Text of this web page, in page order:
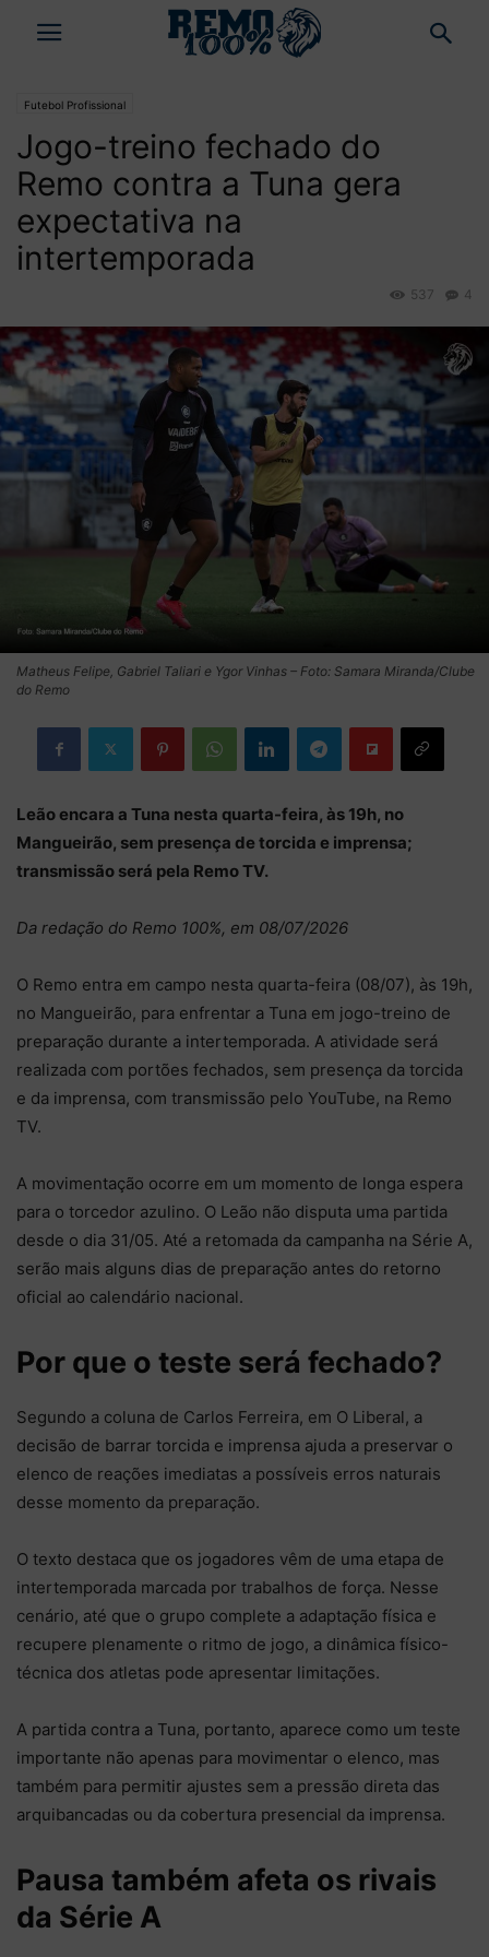
Futebol Profissional
Jogo-treino fechado do
Remo contra a Tuna gera
expectativa na
intertemporada
4
537
Matheus Felipe, Gabriel Taliari e Ygor Vinhas – Foto: Samara Miranda/Clube
do Remo
Leão encara a Tuna nesta quarta-feira, às 19h, no
Mangueirão, sem presença de torcida e imprensa;
transmissão será pela Remo TV.
Da redação do Remo 100%, em 08/07/2026
O Remo entra em campo nesta quarta-feira (08/07), às 19h,
no Mangueirão, para enfrentar a Tuna em jogo-treino de
preparação durante a intertemporada. A atividade será
realizada com portões fechados, sem presença da torcida
e da imprensa, com transmissão pelo YouTube, na Remo
TV.
A movimentação ocorre em um momento de longa espera
para o torcedor azulino. O Leão não disputa uma partida
desde o dia 31/05. Até a retomada da campanha na Série A,
serão mais alguns dias de preparação antes do retorno
oficial ao calendário nacional.
Por que o teste será fechado?
Segundo a coluna de Carlos Ferreira, em O Liberal, a
decisão de barrar torcida e imprensa ajuda a preservar o
elenco de reações imediatas a possíveis erros naturais
desse momento da preparação.
O texto destaca que os jogadores vêm de uma etapa de
intertemporada marcada por trabalhos de força. Nesse
cenário, até que o grupo complete a adaptação física e
recupere plenamente o ritmo de jogo, a dinâmica físico-
técnica dos atletas pode apresentar limitações.
A partida contra a Tuna, portanto, aparece como um teste
importante não apenas para movimentar o elenco, mas
também para permitir ajustes sem a pressão direta das
arquibancadas ou da cobertura presencial da imprensa.
Pausa também afeta os rivais
da Série A